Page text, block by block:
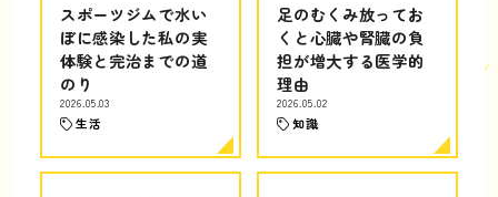
スポーツジムで水い
ぼに感染した私の実
体験と完治までの道
のり
2026.05.03
生活
足のむくみ放ってお
くと心臓や腎臓の負
担が増大する医学的
理由
2026.05.02
知識